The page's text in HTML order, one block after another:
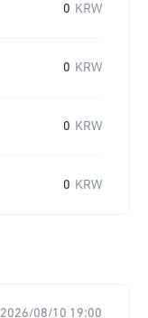
0 KRW
0 KRW
0 KRW
0 KRW
2026/08/10 19:00